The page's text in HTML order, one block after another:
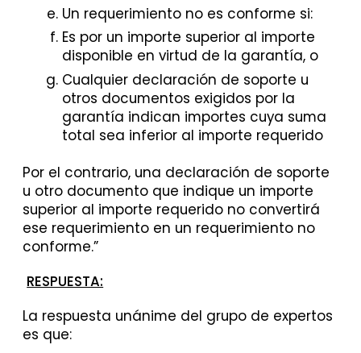
Un requerimiento no es conforme si:
Es por un importe superior al importe
disponible en virtud de la garantía, o
Cualquier declaración de soporte u
otros documentos exigidos por la
garantía indican importes cuya suma
total sea inferior al importe requerido
Por el contrario, una declaración de soporte
u otro documento que indique un importe
superior al importe requerido no convertirá
ese requerimiento en un requerimiento no
conforme.”
RESPUESTA:
La respuesta unánime del grupo de expertos
es que: